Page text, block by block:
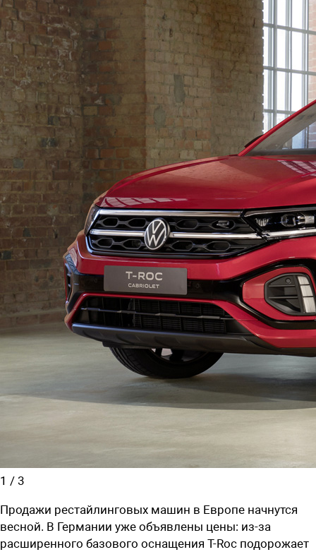
1 / 3
Продажи рестайлинговых машин в Европе начнутся
весной. В Германии уже объявлены цены: из-за
расширенного базового оснащения T-Roc подорожает